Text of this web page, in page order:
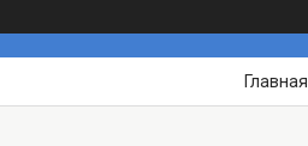
Главная